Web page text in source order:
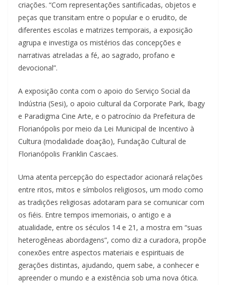
criações. “Com representações santificadas, objetos e
peças que transitam entre o popular e o erudito, de
diferentes escolas e matrizes temporais, a exposição
agrupa e investiga os mistérios das concepções e
narrativas atreladas a fé, ao sagrado, profano e
devocional”.
A exposição conta com o apoio do Serviço Social da
Indústria (Sesi), o apoio cultural da Corporate Park, Ibagy
e Paradigma Cine Arte, e o patrocínio da Prefeitura de
Florianópolis por meio da Lei Municipal de Incentivo à
Cultura (modalidade doação), Fundação Cultural de
Florianópolis Franklin Cascaes.
Uma atenta percepção do espectador acionará relações
entre ritos, mitos e símbolos religiosos, um modo como
as tradições religiosas adotaram para se comunicar com
os fiéis. Entre tempos imemoriais, o antigo e a
atualidade, entre os séculos 14 e 21, a mostra em “suas
heterogêneas abordagens”, como diz a curadora, propõe
conexões entre aspectos materiais e espirituais de
gerações distintas, ajudando, quem sabe, a conhecer e
apreender o mundo e a existência sob uma nova ótica.